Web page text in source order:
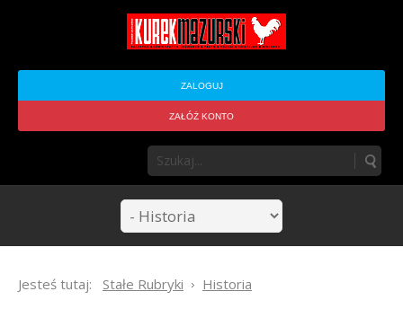
ZALOGUJ
ZAŁÓŻ KONTO
Jesteś tutaj: Stałe Rubryki Historia